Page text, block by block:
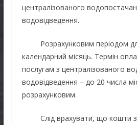
централізованого
водовідведення.
Розрахунковим періодом
календарний місяць. Термін
послугам з централізованого
водовідведення – до 20 числа
розрахунковим.
Слід врахувати, що кошти за